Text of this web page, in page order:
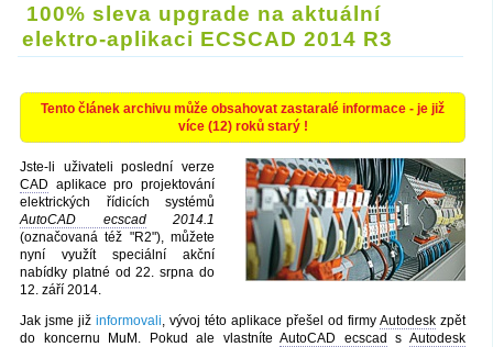
100% sleva upgrade na aktuální
elektro-aplikaci ECSCAD 2014 R3
Tento článek archivu může obsahovat zastaralé informace - je již
více (12) roků starý !
Jste-li uživateli poslední verze
CAD aplikace pro projektování
elektrických řídicích systémů
AutoCAD ecscad2014.1
(označovaná též "R2"), můžete
nyní využít speciální akční
nabídky platné od 22. srpna do
12. září 2014.
Jak jsme již informovali, vývoj této aplikace přešel od firmy Autodesk zpět
do koncernu MuM. Pokud ale vlastníteAutoCAD ecscad sAutodesk